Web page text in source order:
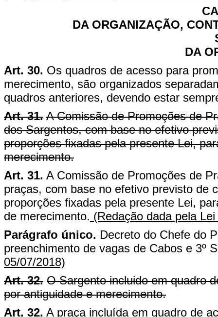
DA ORGANIZAÇÃO,
DA
Art. 30. Os quadros de acesso para
merecimento, são organizados
quadros anteriores, devendo estar
Art. 31. A Comissão de Promoções de
dos Sargentos, com base no efetivo
proporções fixadas pela presente Lei,
merecimento.
Art. 31. A Comissão de Promoções de
praças, com base no efetivo previsto de
proporções fixadas pela presente Lei,
de merecimento. (Redação dada pela
Parágrafo único. Decreto do Chefe do
preenchimento de vagas de Cabos e 3º
05/07/2018)
Art. 32. O Sargento incluido em quadro
por antiguidade e merecimento.
Art. 32. A praça incluída em quadro de